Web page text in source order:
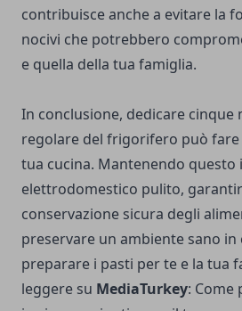
contribuisce anche a evitare la
nocivi che potrebbero
e quella della tua famiglia.
In conclusione, dedicare cinque
regolare del frigorifero può fare
tua cucina. Mantenendo
elettrodomestico pulito,
conservazione sicura degli
preservare un ambiente sano in
preparare i pasti per te e la tua
leggere su MediaTurkey: Come